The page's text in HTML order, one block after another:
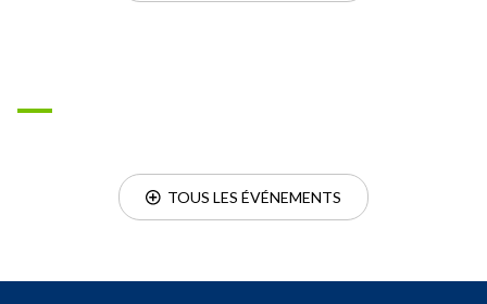
TOUS LES ÉVÉNEMENTS